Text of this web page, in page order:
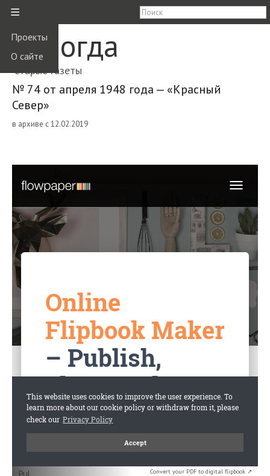
≡
Проекты
О сайте
Вологда
старые газеты
№ 74 от апреля 1948 года — «Красный
Север»
в архиве с 12.02.2019
Convert your PDF to digital flipbook ↗